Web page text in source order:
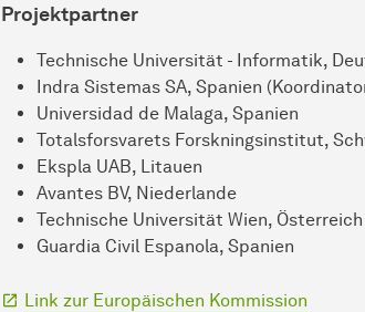
Projektpartner
Technische Universität - Informatik,
Indra Sistemas SA, Spanien
Universidad de Malaga, Spanien
Totalsforsvarets Forskningsinstitut,
Ekspla UAB, Litauen
Avantes BV, Niederlande
Technische Universität Wien, Österreich
Guardia Civil Espanola, Spanien
Link zur Europäischen Kommission